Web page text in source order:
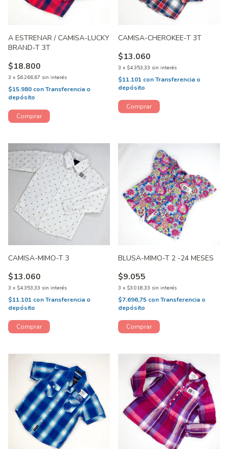
A ESTRENAR / CAMISA-LUCKY
BRAND-T 3T
$18.800
3 x $6.266,67 sin interés
$15.980 conTransferencia o
depósito
CAMISA-CHEROKEE-T 3T
$13.060
3 x $4.353,33 sin interés
$11.101 conTransferencia o
depósito
CAMISA-MIMO-T 3
$13.060
3 x $4.353,33 sin interés
$11.101 conTransferencia o
depósito
BLUSA-MIMO-T 2 -24 MESES
$9.055
3 x $3.018,33 sin interés
$7.696,75 conTransferencia o
depósito